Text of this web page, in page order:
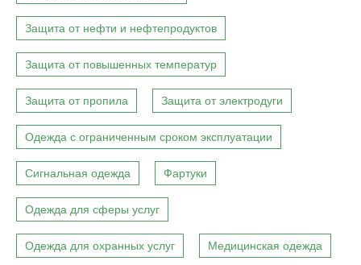
Защита от нефти и нефтепродуктов
Защита от повышенных температур
Защита от пропила Защита от электродуги
Одежда с ограниченным сроком эксплуатации
Сигнальная одежда Фартуки
Одежда для сферы услуг
Одежда для охранных услуг Медицинская одежда